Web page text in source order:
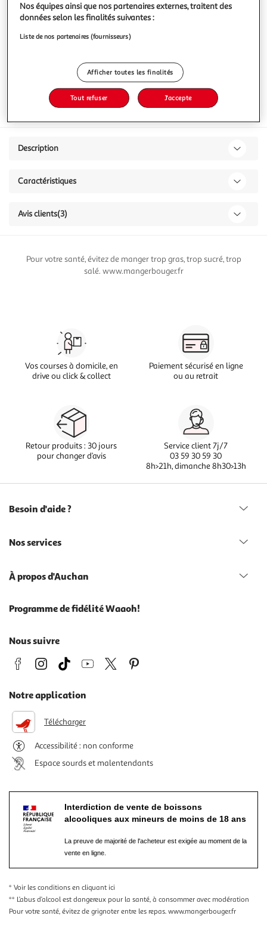
Vous voulez connaître le prix de ce produit ?
Afficher le prix
Description
Caractéristiques
Avis clients(3)
Pour votre santé, évitez de manger trop gras, trop sucré, trop
salé. www.mangerbouger.fr
Vos courses à domicile, en
drive ou click & collect
Paiement sécurisé en ligne
ou au retrait
Retour produits : 30 jours
pour changer d’avis
Service client 7j/7
03 59 30 59 30
8h>21h, dimanche 8h30>13h
Besoin d'aide ?
Nos services
À propos d'Auchan
Programme de fidélité Waaoh!
Nous suivre
Notre application
Télécharger
Accessibilité : non conforme
Espace sourds et malentendants
Interdiction de vente de boissons
alcooliques aux mineurs de moins de 18 ans
La preuve de majorité de l'acheteur est exigée au moment de la
vente en ligne.
* Voir les conditions en cliquant ici
** L’abus d’alcool est dangereux pour la santé, à consommer avec modération
Pour votre santé, évitez de grignoter entre les repas. www.mangerbouger.fr
Nos équipes ainsi que nos partenaires externes, traitent des
données selon les finalités suivantes :
Liste de nos partenaires (fournisseurs)
Afficher toutes les finalités
Tout refuser J'accepte